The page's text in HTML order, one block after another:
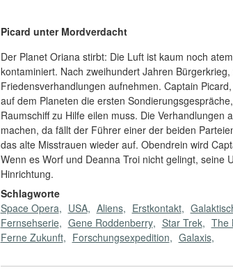
Picard unter Mordverdacht
Der Planet Oriana stirbt: Die Luft ist kaum noch
kontaminiert. Nach zweihundert Jahren
Friedensverhandlungen aufnehmen. Captain
auf dem Planeten die ersten
Raumschiff zu Hilfe eilen muss. Die Verhandlungen
machen, da fällt der Führer einer der beiden
das alte Misstrauen wieder auf. Obendrein wird
Wenn es Worf und Deanna Troi nicht gelingt, seine
Hinrichtung.
Schlagworte
Space Opera
USA Aliens Erstkontakt
Fernsehserie
Gene Roddenberry Star Trek The
Ferne Zukunft
Forschungsexpedition Galaxis